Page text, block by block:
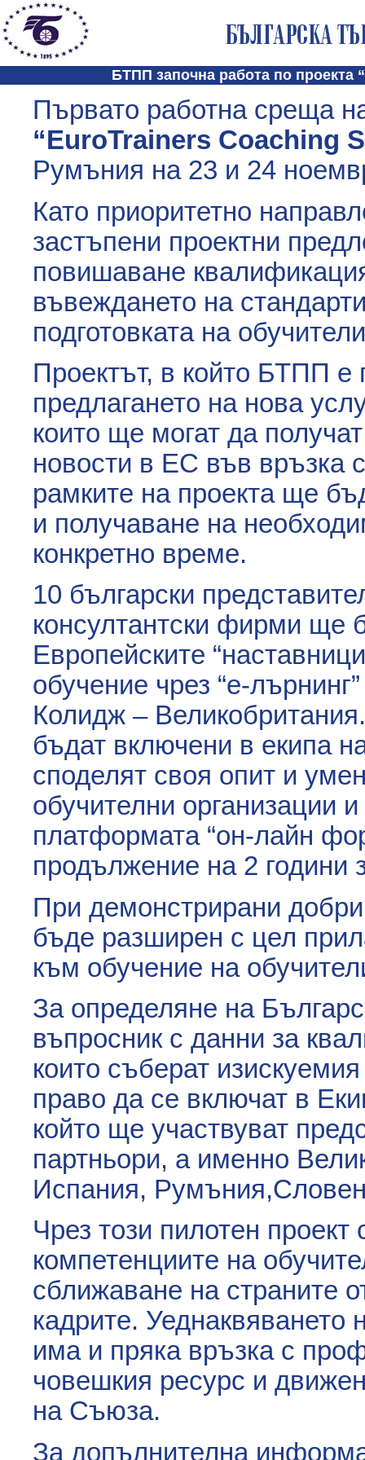
БТПП започна работа по проекта
Първато работна среща
“EuroTrainers Coaching
Румъния на 23 и 24
Като приоритетно
застъпени проектни
повишаване
въвеждането на
подготовката на
Проектът, в който БТПП е
предлагането на нова
които ще могат да
новости в ЕС във връзка
рамките на проекта ще
и получаване на
конкретно време.
10 български
консултантски фирми ще
Европейските
обучение чрез “е-
Колидж –
бъдат включени в екипа
споделят своя опит и
обучителни организации
платформата “он-лайн
продължение на 2 години
При демонстрирани
бъде разширен с цел
към обучение на
За определяне на
въпросник с данни за
които съберат
право да се включат в
който ще участвуват
партньори, а именно
Испания,
Чрез този пилотен
компетенциите на
сближаване на страните
кадрите. Уеднаквяването
има и пряка връзка с
човешкия ресурс и
на Съюза.
За допълнителна